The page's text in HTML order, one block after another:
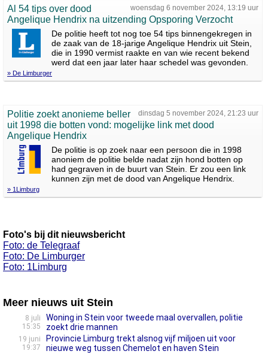
woensdag 6 november 2024, 13:19 uur
Al 54 tips over dood
Angelique Hendrix na uitzending Opsporing Verzocht
De politie heeft tot nog toe 54 tips binnengekregen in
de zaak van de 18-jarige Angelique Hendrix uit Stein,
die in 1990 vermist raakte en van wie recent bekend
werd dat een jaar later haar schedel was gevonden.
» De Limburger
dinsdag 5 november 2024, 21:23 uur
Politie zoekt anonieme beller
uit 1998 die botten vond: mogelijke link met dood
Angelique Hendrix
De politie is op zoek naar een persoon die in 1998
anoniem de politie belde nadat zijn hond botten op
had gegraven in de buurt van Stein. Er zou een link
kunnen zijn met de dood van Angelique Hendrix.
» 1Limburg
Foto's bij dit nieuwsbericht
Foto: de Telegraaf
Foto: De Limburger
Foto: 1Limburg
Meer nieuws uit Stein
8 juli
15:35
Woning in Stein voor tweede maal overvallen, politie
zoekt drie mannen
19 juni
19:37
Provincie Limburg trekt alsnog vijf miljoen uit voor
nieuwe weg tussen Chemelot en haven Stein